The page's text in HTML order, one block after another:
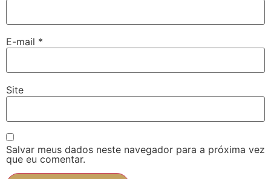
E-mail *
Site
Salvar meus dados neste navegador para a próxima vez
que eu comentar.